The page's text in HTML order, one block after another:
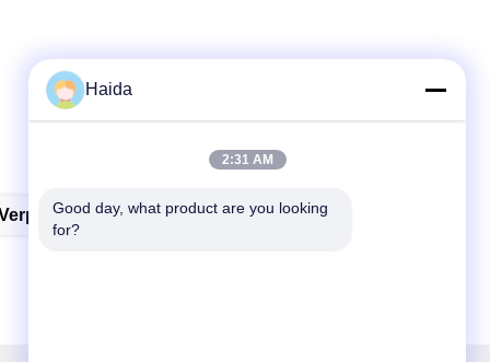
Het Testen Instrumenten
Haida
2:31 AM
Good day, what product are you looking
for?